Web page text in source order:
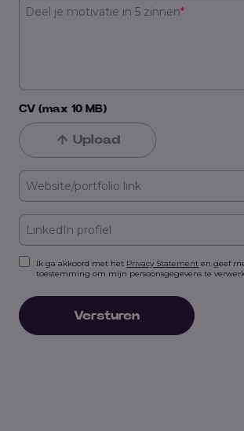
Deel je motivatie in 5 zinnen*
CV (max 10 MB)
Upload
Ik ga akkoord met het Privacy Statement en geef
toestemming om mijn persoonsgegevens te
Versturen